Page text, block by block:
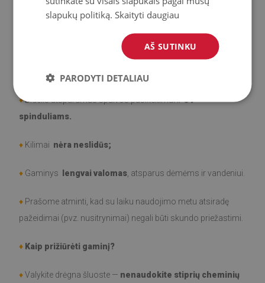
: Vinilas padengtas PES tinkleliu.
Storis:1,6 mm
♦Didelis atsparumas spalvos pasikeitimui irUV
spinduliams.
♦ Kilimai nėra neslidūs;
♦ Gaminys lengvai valomas , atsparus dėmėms ir vandeniui.
♦ Prašome atminti, kad su laiku naudojimo metu atsiradę
pažeidimai (pvz. nusitrynimai) negali būti skundo priežastimi.
♦ Kaip prižiūrėti gaminį?
♦Valykite drėgna šluoste — nenaudokite stiprių cheminių
slapukų politiką.Skaityti daugiau
AŠ SUTINKU
PARODYTI DETALIAU